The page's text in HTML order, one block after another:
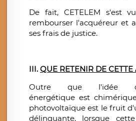
De fait, CETELEM s'est
rembourser l'acquéreur et
ses frais de justice.
III. QUE RETENIR DE
Outre que l'idée
énergétique est
photovoltaïque est le fruit
délinquante, lorsque